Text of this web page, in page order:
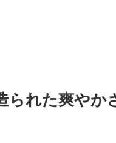
られた爽やか